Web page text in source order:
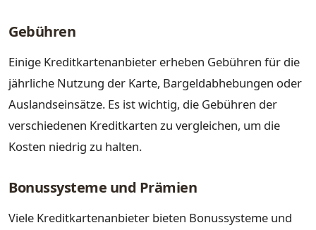
Gebühren
Einige Kreditkartenanbieter erheben Gebühren für die
jährliche Nutzung der Karte, Bargeldabhebungen oder
Auslandseinsätze. Es ist wichtig, die Gebühren der
verschiedenen Kreditkarten zu vergleichen, um die
Kosten niedrig zu halten.
Bonussysteme und Prämien
Viele Kreditkartenanbieter bieten Bonussysteme und